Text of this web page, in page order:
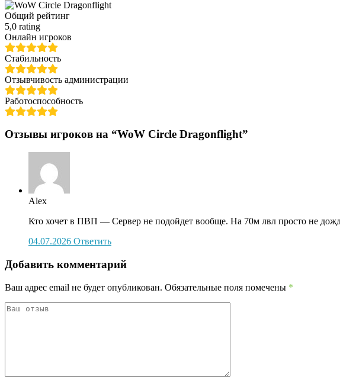
Общий рейтинг
5,0 rating
Онлайн игроков
Стабильность
Отзывчивость администрации
Работоспособность
Отзывы игроков на “WoW Circle Dragonflight”
Alex
Кто хочет в ПВП — Сервер не подойдет вообще. На 70м лвл просто не
04.07.2026 Ответить
Добавить комментарий
Ваш адрес email не будет опубликован. Обязательные поля помечены *